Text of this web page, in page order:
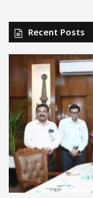
Recent Posts